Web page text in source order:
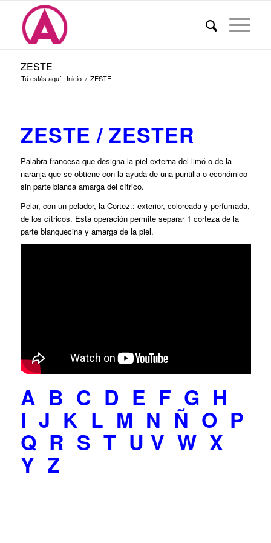
ZESTE
Tú estás aquí: Inicio / ZESTE
ZESTE / ZESTER
Palabra francesa que designa la piel externa del limó o de la
naranja que se obtiene con la ayuda de una puntilla o económico
sin parte blanca amarga del cítrico.
Pelar, con un pelador, la Cortez.: exterior, coloreada y perfumada,
de los cítricos. Esta operación permite separar 1 corteza de la
parte blanquecina y amarga de la piel.
A B C D E F G H
I J K L M N Ñ O P
Q R S T U V W X
Y Z